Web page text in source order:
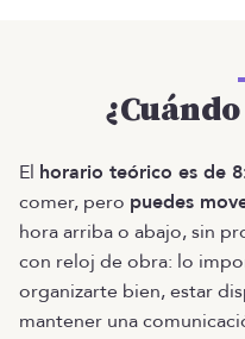
El horario teórico es de
comer, pero puedes
hora arriba o abajo, sin
con reloj de obra: lo
organizarte bien, estar
mantener una